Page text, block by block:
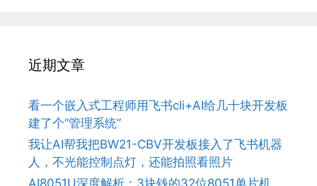
近期文章
看一个嵌入式工程师用飞书cli+AI给几十块开发板
建了个“管理系统”
我让AI帮我把BW21-CBV开发板接入了飞书机器
人，不光能控制点灯，还能拍照看照片
AI8051U深度解析：3块钱的32位8051单片机，